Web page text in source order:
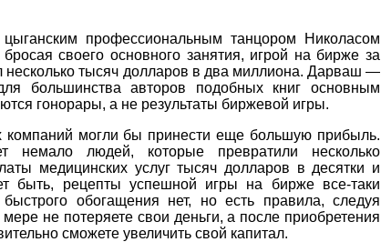
профессиональным танцором Николасом
своего основного занятия, игрой на бирже за
несколько тысяч долларов в два миллиона. Дарваш —
большинства авторов подобных книг основным
гонорары, а не результаты биржевой игры.
компаний могли бы принести еще большую прибыль.
немало людей, которые превратили несколько
медицинских услуг тысяч долларов в десятки и
быть, рецепты успешной игры на бирже все-таки
обогащения нет, но есть правила, следуя
не потеряете свои деньги, а после приобретения
сможете увеличить свой капитал.